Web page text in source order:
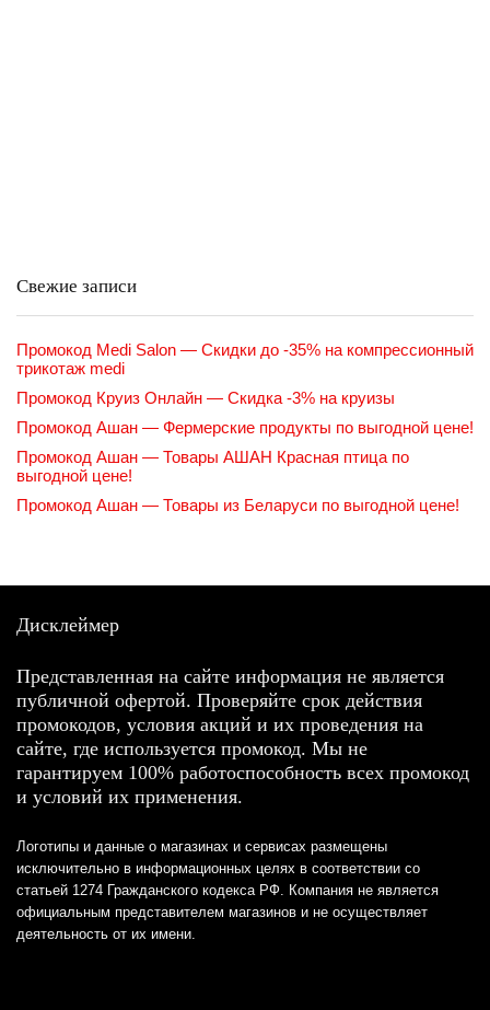
Свежие записи
Промокод Medi Salon — Скидки до -35% на компрессионный
трикотаж medi
Промокод Круиз Онлайн — Скидка -3% на круизы
Промокод Ашан — Фермерские продукты по выгодной цене!
Промокод Ашан — Товары АШАН Красная птица по
выгодной цене!
Промокод Ашан — Товары из Беларуси по выгодной цене!
Дисклеймер
Представленная на сайте информация не является
публичной офертой. Проверяйте срок действия
промокодов, условия акций и их проведения на
сайте, где используется промокод. Мы не
гарантируем 100% работоспособность всех промокод
и условий их применения.
Логотипы и данные о магазинах и сервисах размещены
исключительно в информационных целях в соответствии со
статьей 1274 Гражданского кодекса РФ. Компания не является
официальным представителем магазинов и не осуществляет
деятельность от их имени.